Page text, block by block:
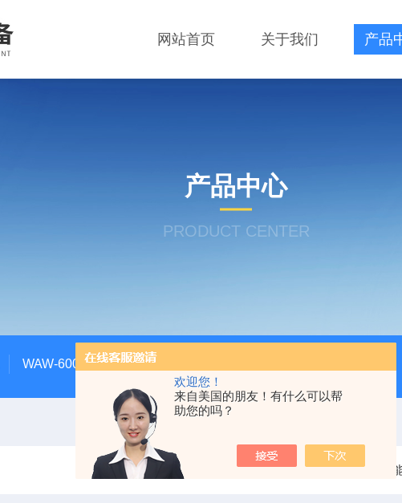
欢迎您！
来自美国的朋友！有什么可以帮
助您的吗？
网站首页 关于我们 产品
产品中心
PRODUCT CENTER
WAW-600D60吨螺栓拉伸试验机
当前位置：首页 产品中心 电子万